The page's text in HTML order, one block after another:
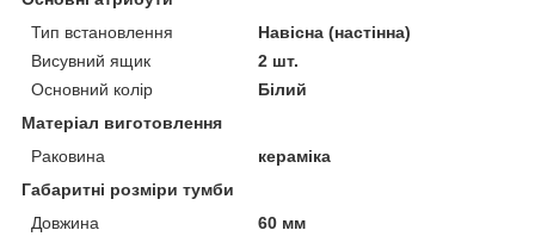
Тип встановлення
Навісна (настінна)
Висувний ящик
2 шт.
Основний колір
Білий
Матеріал виготовлення
Раковина
кераміка
Габаритні розміри тумби
Довжина
60 мм